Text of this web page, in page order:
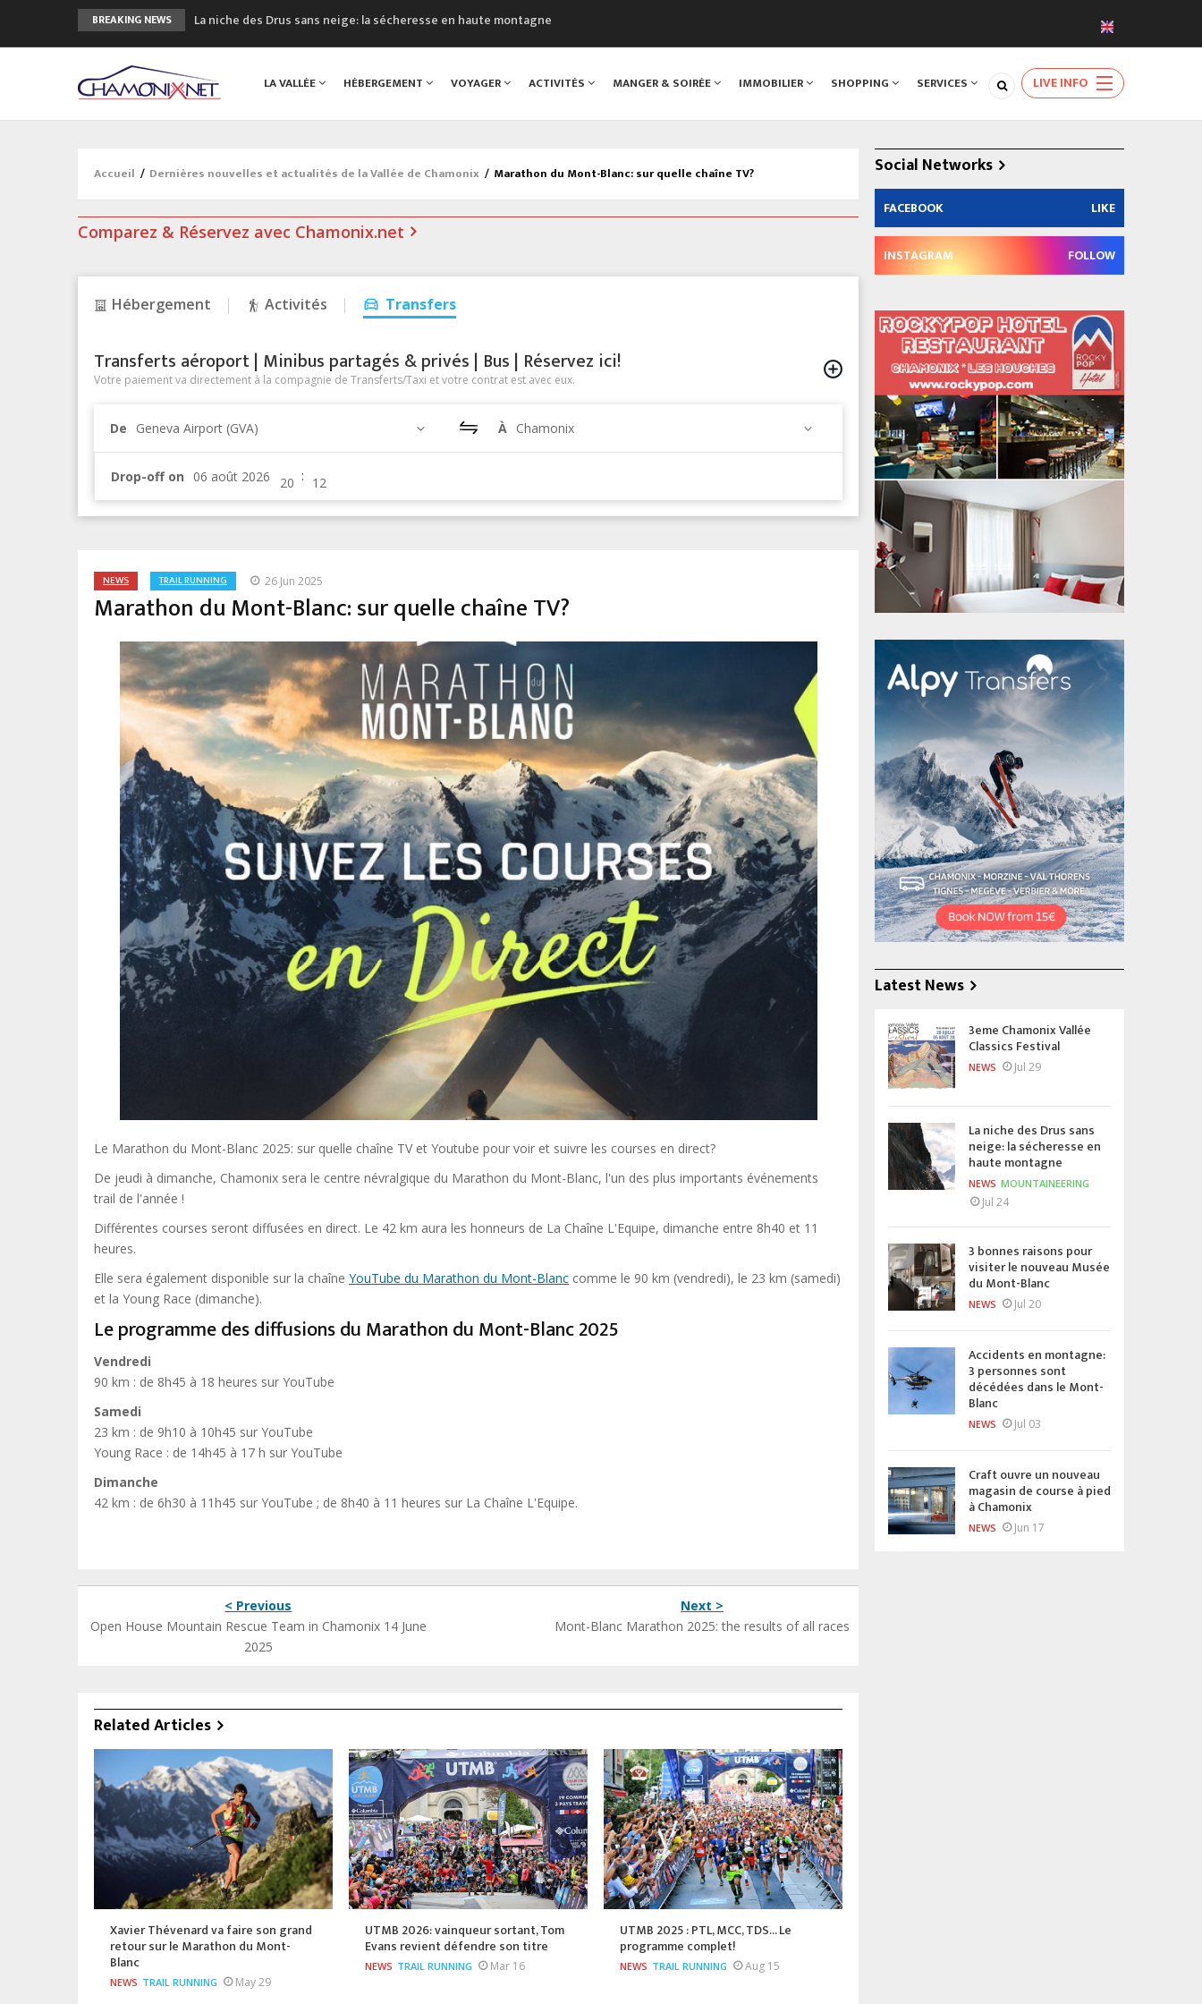
BREAKING NEWS
La niche des Drus sans neige: la sécheresse en haute montagne
Craft ouvre un nouveau magasin de course à pied à Chamonix
3eme Chamonix Vallée Classics Festival
LA VALLÉE HÉBERGEMENT VOYAGER ACTIVITÉS MANGER & SOIRÉE IMMOBILIER SHOPPING SERVICES LIVE INFO
Accueil / Dernières nouvelles et actualités de la Vallée de Chamonix / Marathon du Mont-Blanc: sur quelle chaîne TV?
Comparez & Réservez avec Chamonix.net
Hébergement Activités Transfers
Transferts aéroport | Minibus partagés & privés | Bus | Réservez ici!
Votre paiement va directement à la compagnie de Transferts/Taxi et votre contrat est avec eux.
De Geneva Airport (GVA) À Chamonix
Drop-off on :
NEWS TRAIL RUNNING 26 Jun 2025
Marathon du Mont-Blanc: sur quelle chaîne TV?
Le Marathon du Mont-Blanc 2025: sur quelle chaîne TV et Youtube pour voir et suivre les courses en direct?
De jeudi à dimanche, Chamonix sera le centre névralgique du Marathon du Mont-Blanc, l'un des plus importants événements
trail de l'année !
Différentes courses seront diffusées en direct. Le 42 km aura les honneurs de La Chaîne L'Equipe, dimanche entre 8h40 et 11
heures.
Elle sera également disponible sur la chaîne YouTube du Marathon du Mont-Blanc comme le 90 km (vendredi), le 23 km (samedi)
et la Young Race (dimanche).
Le programme des diffusions du Marathon du Mont-Blanc 2025
Vendredi
90 km : de 8h45 à 18 heures sur YouTube
Samedi
23 km : de 9h10 à 10h45 sur YouTube
Young Race : de 14h45 à 17 h sur YouTube
Dimanche
42 km : de 6h30 à 11h45 sur YouTube ; de 8h40 à 11 heures sur La Chaîne L'Equipe.
< Previous
Open House Mountain Rescue Team in Chamonix 14 June
2025
Next >
Mont-Blanc Marathon 2025: the results of all races
Related Articles
Xavier Thévenard va faire son grand
retour sur le Marathon du Mont-
Blanc
NEWS TRAIL RUNNING May 29
UTMB 2026: vainqueur sortant, Tom
Evans revient défendre son titre
NEWS TRAIL RUNNING Mar 16
UTMB 2025 : PTL, MCC, TDS... Le
programme complet!
NEWS TRAIL RUNNING Aug 15
Social Networks
FACEBOOK LIKE
INSTAGRAM FOLLOW
Latest News
3eme Chamonix Vallée
Classics Festival
NEWS Jul 29
La niche des Drus sans
neige: la sécheresse en
haute montagne
NEWS MOUNTAINEERING
Jul 24
3 bonnes raisons pour
visiter le nouveau Musée
du Mont-Blanc
NEWS Jul 20
Accidents en montagne:
3 personnes sont
décédées dans le Mont-
Blanc
NEWS Jul 03
Craft ouvre un nouveau
magasin de course à pied
à Chamonix
NEWS Jun 17